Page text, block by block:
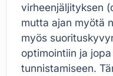
virheenjäljityksen
mutta ajan myötä
myös
optimointiin ja
tunnistamiseen.